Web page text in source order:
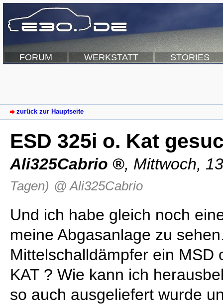
FORUM WERKSTATT STORIES
zurück zur Hauptseite
ESD 325i o. Kat
Ali325Cabrio , Mittwoch,
Tagen) @ Ali325Cabrio
Und ich habe gleich noch
meine Abgasanlage zu
Mittelschalldämpfer ein MSD
KAT ? Wie kann ich
so auch ausgeliefert wurde